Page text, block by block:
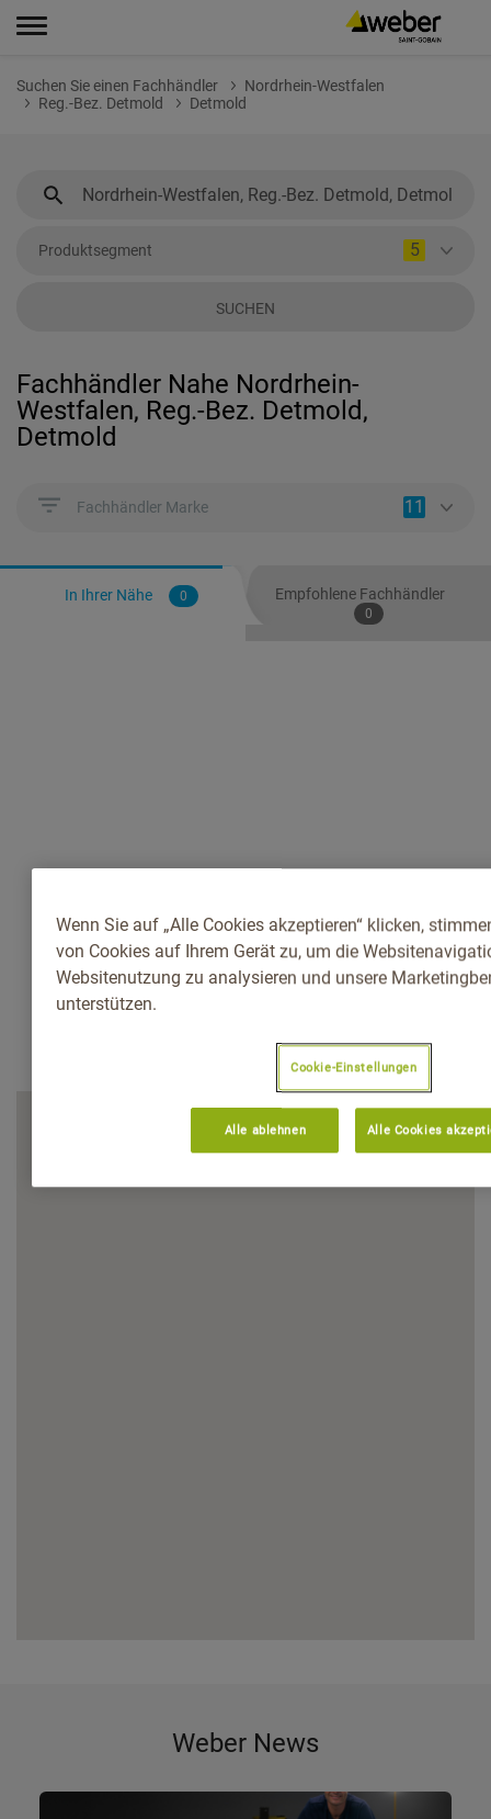
Suchen Sie einen Fachhändler
Nordrhein-Westfalen
Reg.-Bez. Detmold
Detmold
Produktsegment 5
SUCHEN
Fachhändler Nahe Nordrhein-
Westfalen, Reg.-Bez. Detmold,
Detmold
Fachhändler Marke 11
In Ihrer Nähe 0 Empfohlene Fachhändler
0
Weber News
Wenn Sie auf „Alle Cookies akzeptieren“ klicken,
von Cookies auf Ihrem Gerät zu, um die
Websitenutzung zu analysieren und unsere
unterstützen.
Cookie-Einstellungen
Alle ablehnen Alle Cookies